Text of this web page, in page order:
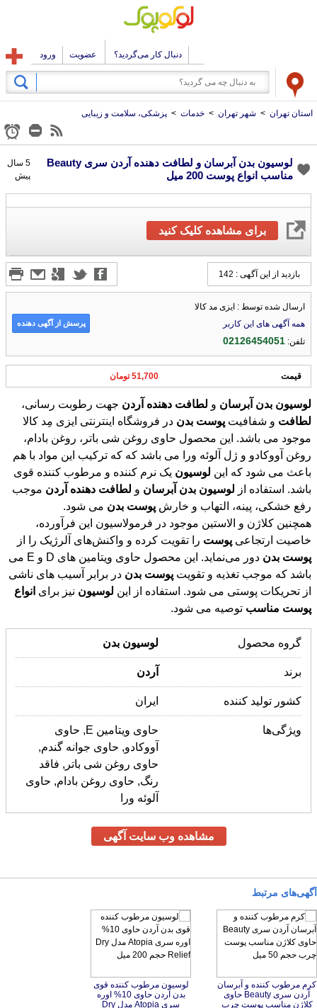
دنبال کار می‌گردید؟ عضویت ورود
استان تهران > شهر تهران > خدمات > پزشکی، سلامت و زیبایی
لوسیون بدن آبرسان و لطافت دهنده آردن سری Beauty
مناسب انواع پوست 200 میل
5 سال
پیش
برای مشاهده کلیک کنید
بازدید از این آگهی : 142
ارسال شده توسط : ایزی مد کالا
همه آگهی های این کاربر
تلفن:02126454051
پرسش از آگهی دهنده
قیمت 51,700 تومان
لوسیون بدن آبرسان و لطافت دهنده آردن جهت رطوبت رسانی،
لطافت و شفافیت پوست بدن در فروشگاه اینترنتی ایزی مِد کالا
موجود می باشد. این محصول حاوی روغن شی باتر، روغن بادام،
روغن آووکادو و ژل آلوئه ورا می باشد که که ترکیب این مواد با هم
باعث می شود که این لوسیون یک نرم کننده و مرطوب کننده قوی
باشد. استفاده از لوسیون بدن آبرسان و لطافت دهنده آردن موجب
رفع خشکی، پینه، التهاب و خارش پوست بدن می شود.
همچنین کلاژن و الاستین موجود در فرمولاسیون این فرآورده،
خاصیت ارتجاعی پوست را تقویت کرده و واکنش‌های آلرژیک را از
پوست بدن
دور می‌نماید. این محصول حاوی ویتامین های D و E می
باشد که موجب تغذیه و تقویت پوست بدن در برابر آسیب های ناشی
از تحریکات پوستی می شود. استفاده از این لوسیون نیز برای انواع
پوست مناسب توصیه می شود.
گروه محصول لوسیون بدن
برند آردن
کشور تولید کننده ایران
ویژگی‌ها حاوی ویتامین E, حاوی
آووکادو, حاوی جوانه گندم,
حاوی روغن شی باتر, فاقد
رنگ, حاوی روغن بادام, حاوی
آلوئه ورا
مشاهده وب سایت آگهی
آگهی‌های مرتبط
کرم مرطوب کننده و آبرسان
آردن سری Beauty حاوی
کلاژن مناسب پوست چرب لوسیون مرطوب کننده قوی
بدن آردن حاوی 10% اوره
سری Atopia مدل Dry